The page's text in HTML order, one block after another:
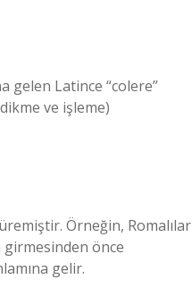
gelen Latince “colere”
ve işleme)
Örneğin, Romalılar
girmesinden önce
gelir.